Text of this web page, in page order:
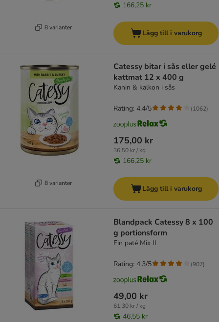
8 varianter
166,25 kr
Lägg till i varukorg
8 varianter
Catessy bitar i sås eller gelé
kattmat 12 x 400 g
Kanin & kalkon i sås
175,00 kr
36,50 kr / kg
166,25 kr
Rating: 4.4/5 (1062)
Lägg till i varukorg
Blandpack Catessy 8 x 100
g portionsform
Fin paté Mix II
49,00 kr
61,30 kr / kg
46,55 kr
Rating: 4.3/5 (907)